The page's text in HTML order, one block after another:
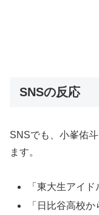
SNSの反応
SNSでも、小峯佑
ます。
「東大生アイ
「日比谷高校